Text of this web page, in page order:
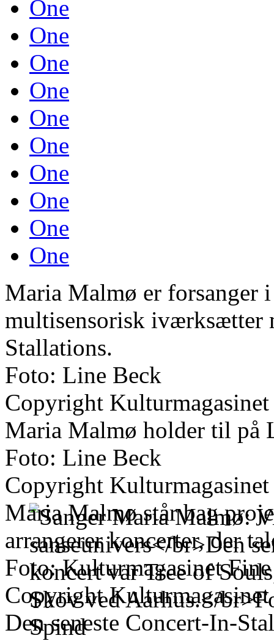
One
One
One
One
One
One
One
One
One
One
Maria Malmø er
multisensorisk iværksætter
Stallations.
Foto: Line Beck
Copyright
Maria Malmø holder til på
Foto: Line Beck
Copyright
Maria Malmø står bag
arrangerer koncerter, der
Foto: Kulturmagasinet
Copyright
Den seneste Concert-In-